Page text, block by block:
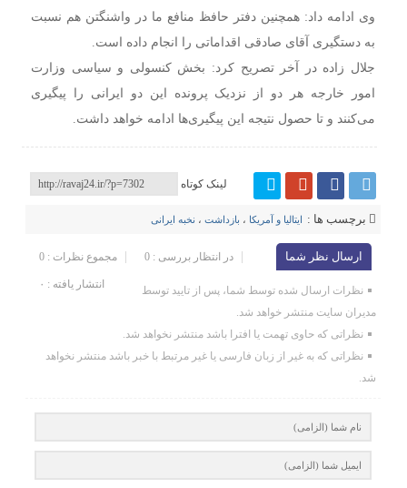
وی ادامه داد: همچنین دفتر حافظ منافع ما در واشنگتن هم نسبت
به دستگیری آقای صادقی اقداماتی را انجام داده است.
جلال زاده در آخر تصریح کرد: بخش کنسولی و سیاسی وزارت
امور خارجه هر دو از نزدیک پرونده این دو ایرانی را پیگیری
می‌کنند و تا حصول نتیجه این پیگیری‌ها ادامه خواهد داشت.
لینک کوتاه
برچسب ها : ایتالیا و آمریکا ، بازداشت ، نخبه ایرانی
ارسال نظر شما مجموع نظرات : 0 در انتظار بررسی : 0
انتشار یافته : ۰
نظرات ارسال شده توسط شما، پس از تایید توسط
مدیران سایت منتشر خواهد شد.
نظراتی که حاوی تهمت یا افترا باشد منتشر نخواهد شد.
نظراتی که به غیر از زبان فارسی یا غیر مرتبط با خبر باشد منتشر نخواهد
شد.